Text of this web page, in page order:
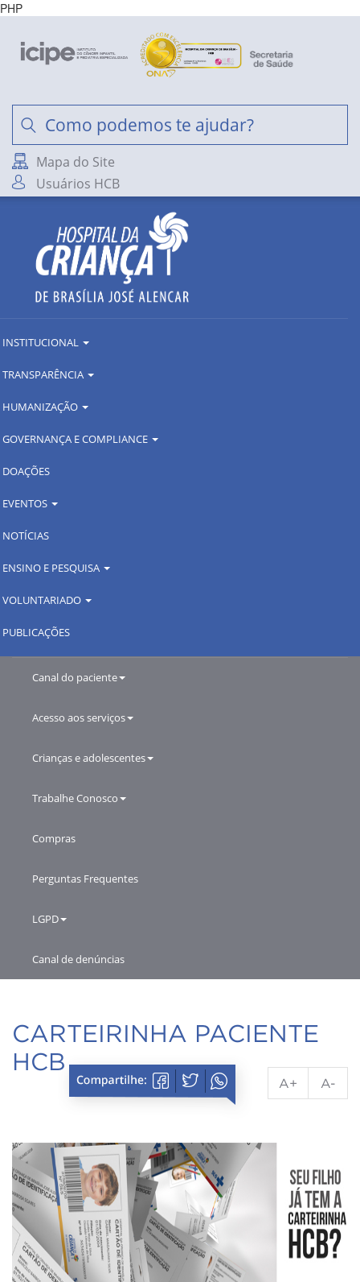
PHP
Mapa do Site
Usuários HCB
INSTITUCIONAL
TRANSPARÊNCIA
HUMANIZAÇÃO
GOVERNANÇA E COMPLIANCE
DOAÇÕES
EVENTOS
NOTÍCIAS
ENSINO E PESQUISA
VOLUNTARIADO
PUBLICAÇÕES
Canal do paciente
Acesso aos serviços
Crianças e adolescentes
Trabalhe Conosco
Compras
Perguntas Frequentes
LGPD
Canal de denúncias
CARTEIRINHA PACIENTE
HCB
A+ A-